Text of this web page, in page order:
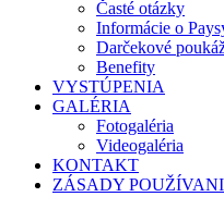
Časté otázky
Informácie o
Darčekové
Benefity
VYSTÚPENIA
GALÉRIA
Fotogaléria
Videogaléria
KONTAKT
ZÁSADY